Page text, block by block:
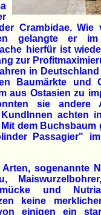
Crambidae. Wie
gelangte er
hierfür ist
zur
in
Baumärkte und
aus Ostasien zu
sie andere
achten
dem Buchsbaum
Passagier"
sogenannte
und
keine
einigen ein